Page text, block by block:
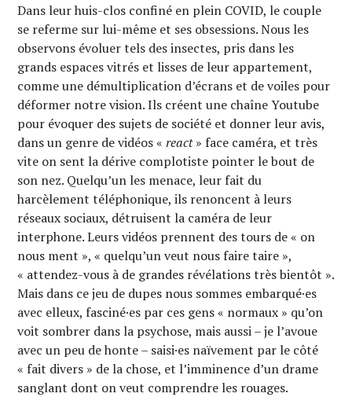
Dans leur huis-clos confiné en plein COVID, le couple
se referme sur lui-même et ses obsessions. Nous les
observons évoluer tels des insectes, pris dans les
grands espaces vitrés et lisses de leur appartement,
comme une démultiplication d’écrans et de voiles pour
déformer notre vision. Ils créent une chaîne Youtube
pour évoquer des sujets de société et donner leur avis,
dans un genre de vidéos «react» face caméra, et très
vite on sent la dérive complotiste pointer le bout de
son nez. Quelqu’un les menace, leur fait du
harcèlement téléphonique, ils renoncent à leurs
réseaux sociaux, détruisent la caméra de leur
interphone. Leurs vidéos prennent des tours de « on
nous ment », « quelqu’un veut nous faire taire »,
« attendez-vous à de grandes révélations très bientôt ».
Mais dans ce jeu de dupes nous sommes embarqué·es
avec elleux, fasciné·es par ces gens « normaux » qu’on
voit sombrer dans la psychose, mais aussi – je l’avoue
avec un peu de honte – saisi·es naïvement par le côté
« fait divers » de la chose, et l’imminence d’un drame
sanglant dont on veut comprendre les rouages.